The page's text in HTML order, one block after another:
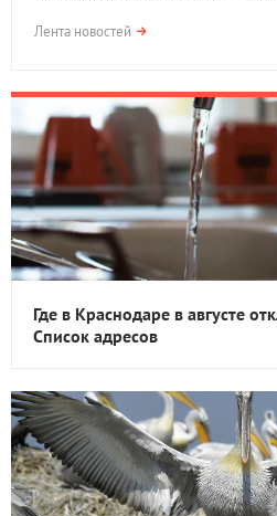
Лента новостей
Где в Краснодаре в августе
Список адресов